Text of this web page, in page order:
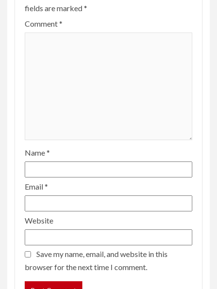
fields are marked*
Comment*
Name*
Email*
Website
Save my name, email, and website in this
browser for the next time I comment.